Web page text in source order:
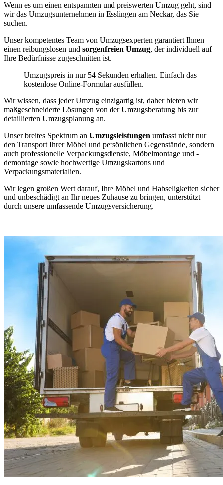
Wenn es um einen entspannten und preiswerten Umzug geht, sind
wir das Umzugsunternehmen in Esslingen am Neckar, das Sie
suchen.
Unser kompetentes Team von Umzugsexperten garantiert Ihnen
einen reibungslosen und sorgenfreien Umzug, der individuell auf
Ihre Bedürfnisse zugeschnitten ist.
Umzugspreis in nur 54 Sekunden erhalten. Einfach das
kostenlose Online-Formular ausfüllen.
Wir wissen, dass jeder Umzug einzigartig ist, daher bieten wir
maßgeschneiderte Lösungen von der Umzugsberatung bis zur
detaillierten Umzugsplanung an.
Unser breites Spektrum an Umzugsleistungen umfasst nicht nur
den Transport Ihrer Möbel und persönlichen Gegenstände, sondern
auch professionelle Verpackungsdienste, Möbelmontage und -
demontage sowie hochwertige Umzugskartons und
Verpackungsmaterialien.
Wir legen großen Wert darauf, Ihre Möbel und Habseligkeiten sicher
und unbeschädigt an Ihr neues Zuhause zu bringen, unterstützt
durch unsere umfassende Umzugsversicherung.